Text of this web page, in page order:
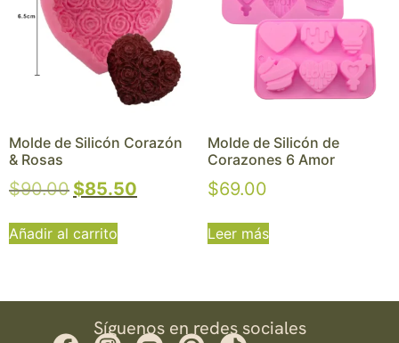
Molde de Silicón Corazón
& Rosas
$90.00 $85.50
Añadir al carrito
Molde de Silicón de
Corazones 6 Amor
$69.00
Leer más
Síguenos en redes sociales